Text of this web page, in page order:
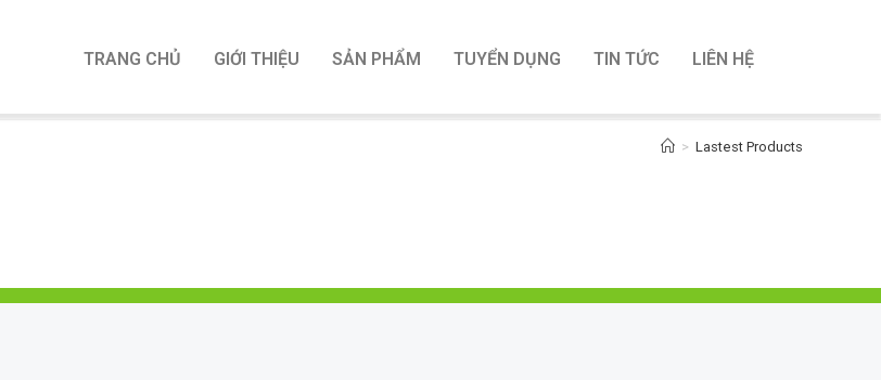
TRANG CHỦ GIỚI THIỆU SẢN PHẨM TUYỂN DỤNG TIN TỨC LIÊN HỆ
> Lastest Products